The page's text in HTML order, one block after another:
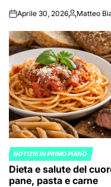
onAprile 30, 2026Posted
Matteo
POSTED
IN
NOTIZIE IN PRIMO PIANO
Dieta e salute del
pane, pasta e carne